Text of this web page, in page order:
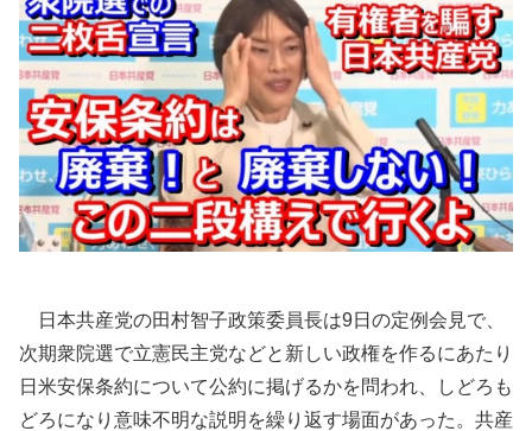
日本共産党の田村智子政策委員長は9日の定例会見で、
次期衆院選で立憲民主党などと新しい政権を作るにあたり
日米安保条約について公約に掲げるかを問われ、しどろも
どろになり意味不明な説明を繰り返す場面があった。共産